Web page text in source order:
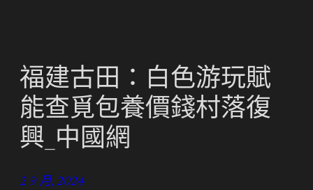
福建古田：白色游玩賦
能查覓包養價錢村落復
興_中國網
2 9 月, 2024